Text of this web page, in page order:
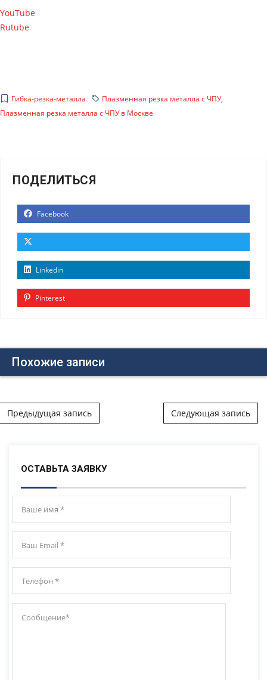
YouTube
Rutube
Гибка-резка-металла Плазменная резка металла с ЧПУ,
Плазменная резка металла с ЧПУ в Москве
ПОДЕЛИТЬСЯ
Facebook
Linkedin
Pinterest
Похожие записи
Post navigation
Предыдущая запись Следующая запись
ОСТАВЬТА ЗАЯВКУ